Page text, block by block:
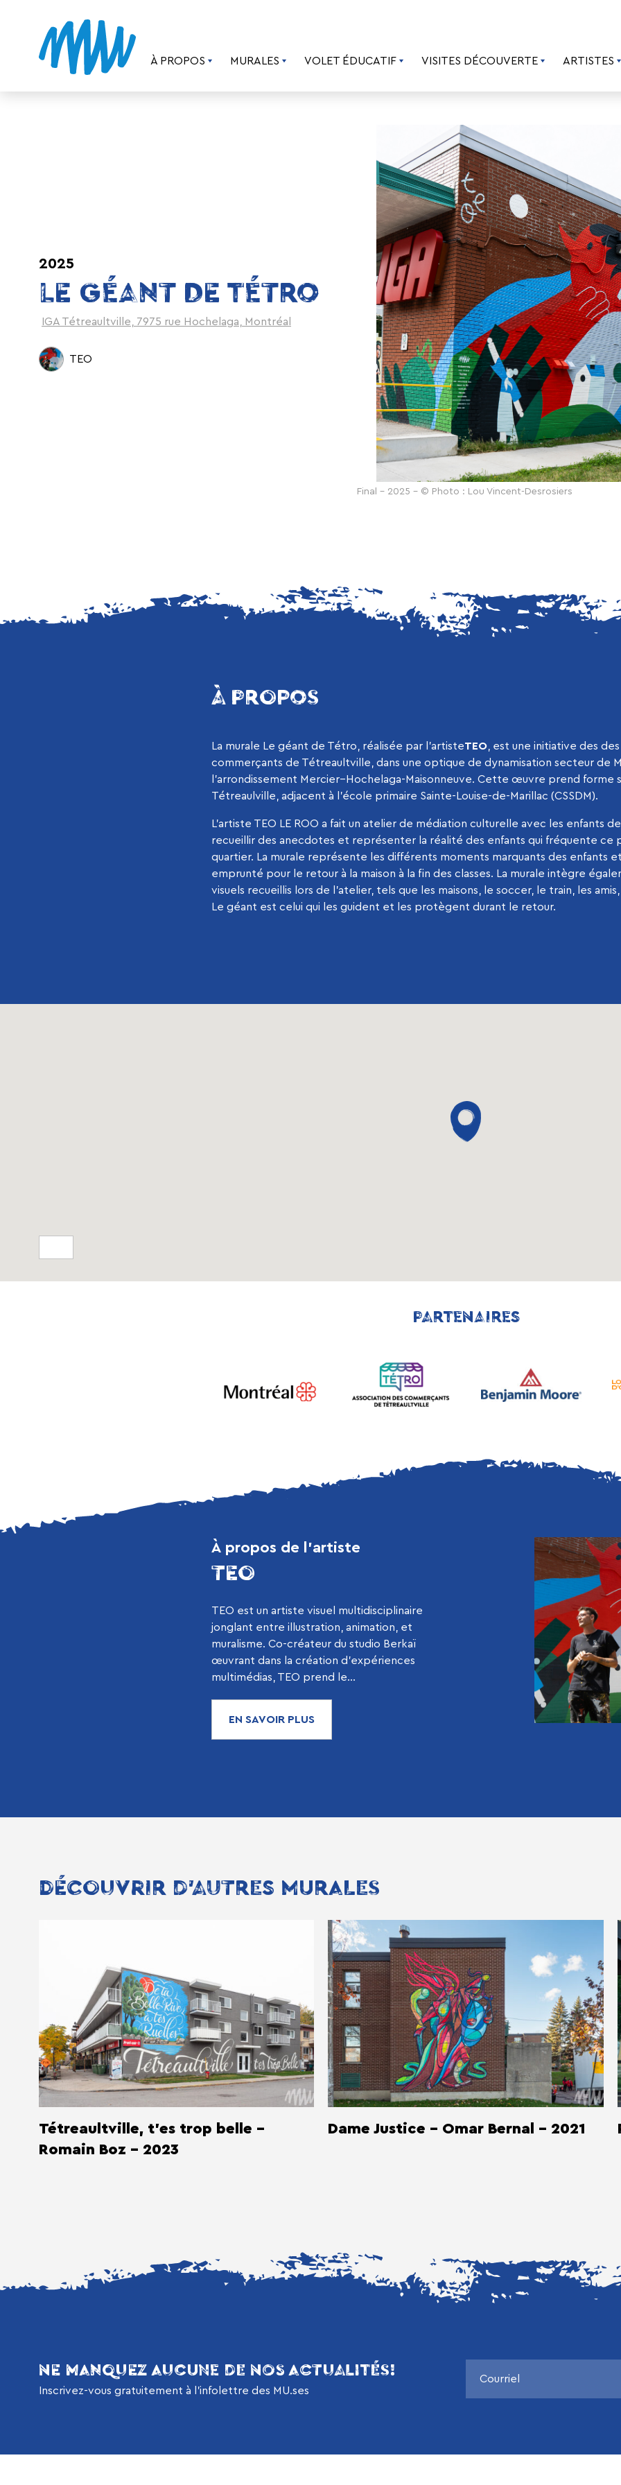
À PROPOS MURALES VOLET ÉDUCATIF VISITES DÉCOUVERTE ARTISTES
2025
LE GÉANT DE TÉTRO
IGA Tétreaultville, 7975 rue Hochelaga, Montréal
TEO
Final - 2025 - © Photo : Lou Vincent-Desrosiers
À PROPOS
La murale Le géant de Tétro, réalisée par l’artisteTEO , est une initiative des
commerçants de Tétreaultville, dans une optique de dynamisation secteur de
l’arrondissement Mercier–Hochelaga-Maisonneuve. Cette œuvre prend forme
Tétreaulville, adjacent à l’école primaire Sainte-Louise-de-Marillac (CSSDM).
L’artiste TEO LE ROO a fait un atelier de médiation culturelle avec les enfants
recueillir des anecdotes et représenter la réalité des enfants qui fréquente ce
quartier. La murale représente les différents moments marquants des enfants
emprunté pour le retour à la maison à la fin des classes. La murale intègre
visuels recueillis lors de l’atelier, tels que les maisons, le soccer, le train, les
Le géant est celui qui les guident et les protègent durant le retour.
PARTENAIRES
À propos de l’artiste
TEO
TEO est un artiste visuel multidisciplinaire
jonglant entre illustration, animation, et
muralisme. Co-créateur du studio Berkaï
œuvrant dans la création d’expériences
multimédias, TEO prend le...
EN SAVOIR PLUS
DÉCOUVRIR D'AUTRES MURALES
Tétreaultville, t'es trop belle -
Romain Boz - 2023
Dame Justice - Omar Bernal - 2021
NE MANQUEZ AUCUNE DE NOS ACTUALITÉS!
Inscrivez-vous gratuitement à l’infolettre des MU.ses